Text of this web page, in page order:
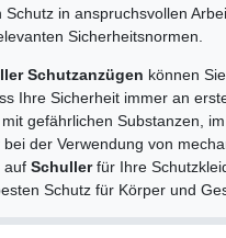
Schutz in anspruchsvollen
Sicherheitsnormen.
Schutzanzügen können
Ihre Sicherheit immer an
gefährlichen Substanzen,
der Verwendung von
auf Schullerfür Ihre
Schutz für Körper und